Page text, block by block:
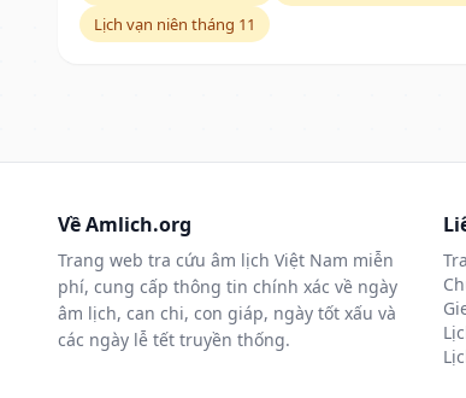
Lịch vạn niên tháng 11
Về Amlich.org
Trang web tra cứu âm lịch Việt Nam miễn
phí, cung cấp thông tin chính xác về ngày
âm lịch, can chi, con giáp, ngày tốt xấu và
các ngày lễ tết truyền thống.